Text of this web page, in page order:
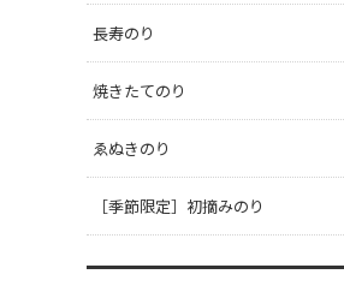
長寿のり
焼きたてのり
ゑぬきのり
［季節限定］初摘みのり